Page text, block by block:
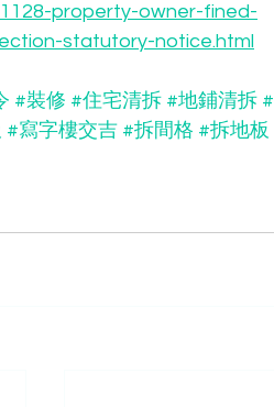
property-owner-fined-
statutory-notice.html
#裝修 #住宅清拆 #地鋪清拆 #
#寫字樓交吉 #拆間格 #拆地板